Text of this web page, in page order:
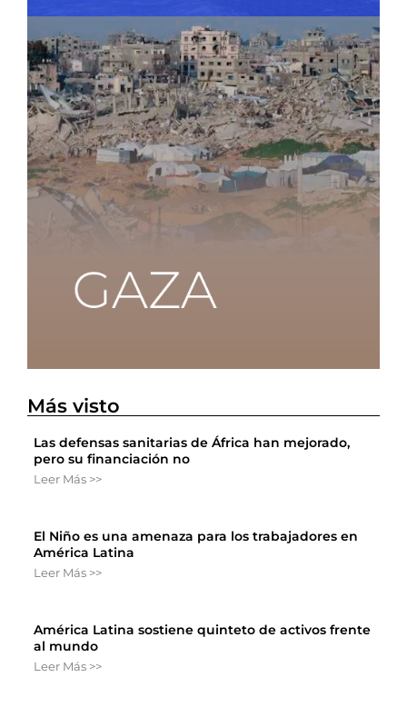
Más visto
Las defensas sanitarias de África han mejorado,
pero su financiación no
Leer Más >>
El Niño es una amenaza para los trabajadores en
América Latina
Leer Más >>
América Latina sostiene quinteto de activos frente
al mundo
Leer Más >>